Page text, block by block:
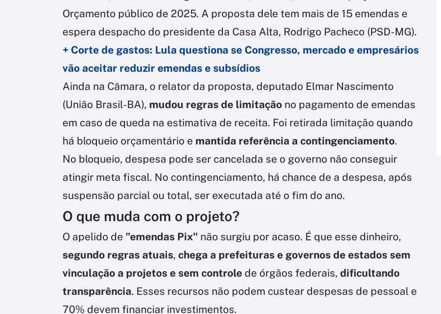
Orçamento público de 2025. A proposta dele tem mais de 15 emendas e
espera despacho do presidente da Casa Alta, Rodrigo Pacheco (PSD-MG).
+ Corte de gastos: Lula questiona se Congresso, mercado e empresários
vão aceitar reduzir emendas e subsídios
Ainda na Câmara, o relator da proposta, deputado Elmar Nascimento
(União Brasil-BA), mudou regras de limitação no pagamento de emendas
em caso de queda na estimativa de receita. Foi retirada limitação quando
há bloqueio orçamentário e mantida referência a contingenciamento.
No bloqueio, despesa pode ser cancelada se o governo não conseguir
atingir meta fiscal. No contingenciamento, há chance de a despesa, após
suspensão parcial ou total, ser executada até o fim do ano.
O que muda com o projeto?
O apelido de "emendas Pix" não surgiu por acaso. É que esse dinheiro,
segundo regras atuais, chega a prefeituras e governos de estados sem
vinculação a projetos e sem controle de órgãos federais, dificultando
transparência. Esses recursos não podem custear despesas de pessoal e
70% devem financiar investimentos.